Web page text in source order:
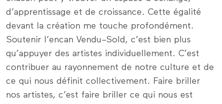
d’apprentissage et de croissance. Cette égalité
devant la création me touche profondément.
Soutenir l’encan Vendu–Sold, c’est bien plus
qu’appuyer des artistes individuellement. C’est
contribuer au rayonnement de notre culture et de
ce qui nous définit collectivement. Faire briller
nos artistes, c’est faire briller ce qui nous est